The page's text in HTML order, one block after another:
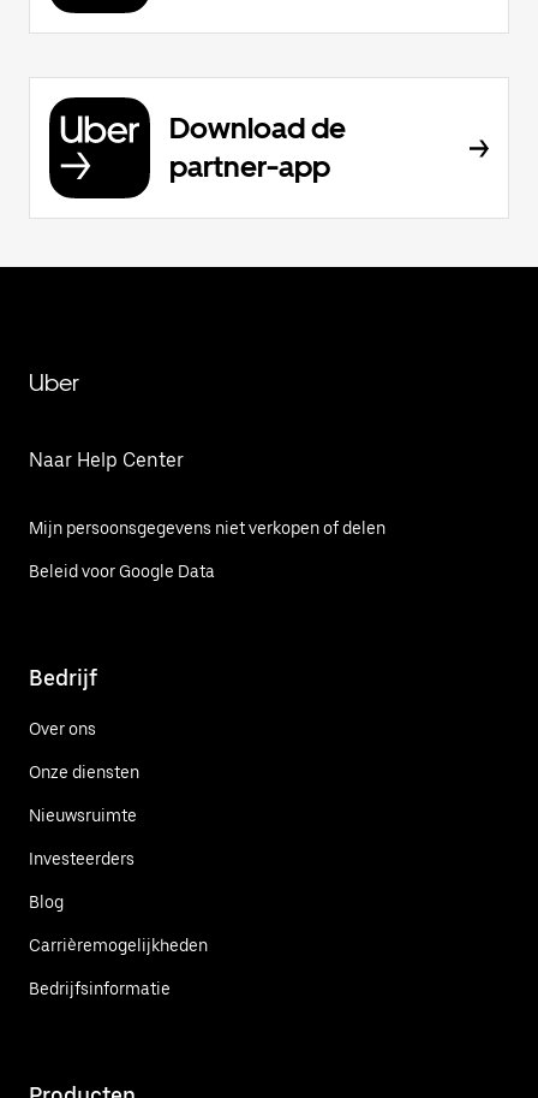
Download de
partner-app
Uber
Naar Help Center
Mijn persoonsgegevens niet verkopen of delen
Beleid voor Google Data
Bedrijf
Over ons
Onze diensten
Nieuwsruimte
Investeerders
Blog
Carrièremogelijkheden
Bedrijfsinformatie